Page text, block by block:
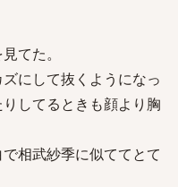
てた。
にして抜くようになっ
してるときも顔より胸
相武紗季に似ててとて